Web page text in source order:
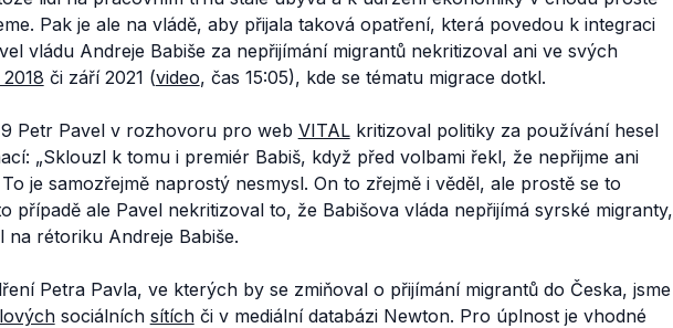
Pak je ale na vládě, aby přijala taková opatření, která povedou k integraci
vládu Andreje Babiše za nepřijímání migrantů nekritizoval ani ve svých
či září 2021 (video, čas 15:05), kde se tématu migrace dotkl.
Petr Pavel v rozhovoru pro web VITALkritizoval politiky za používání hesel
„Sklouzl k tomu i premiér Babiš, když před volbami řekl, že nepřijme ani
je samozřejmě naprostý nesmysl. On to zřejmě i věděl, ale prostě se to
případě ale Pavel nekritizoval to, že Babišova vláda nepřijímá syrské migranty,
na rétoriku Andreje Babiše.
Petra Pavla, ve kterých by se zmiňoval o přijímání migrantů do Česka, jsme
sociálních sítíchči v mediální databázi Newton. Pro úplnost je vhodné